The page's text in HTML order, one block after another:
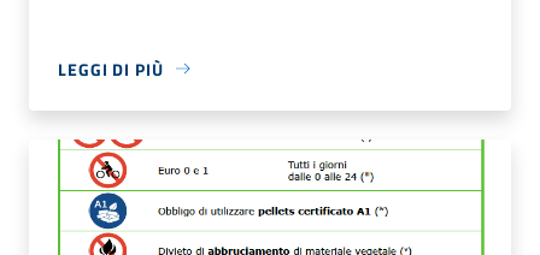
LEGGI DI PIÙ